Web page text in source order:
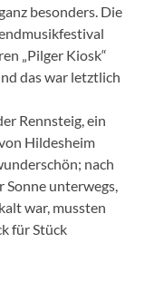
besonders. Die
„Pilger Kiosk“
das war letztlich
Rennsteig, ein
Hildesheim
nach
Sonne unterwegs,
war, mussten
für Stück